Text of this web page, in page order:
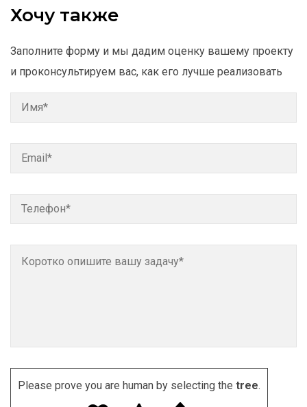
Хочу также
Заполните форму и мы дадим оценку вашему проекту
и проконсультируем вас, как его лучше реализовать
Please prove you are human by selecting the tree.